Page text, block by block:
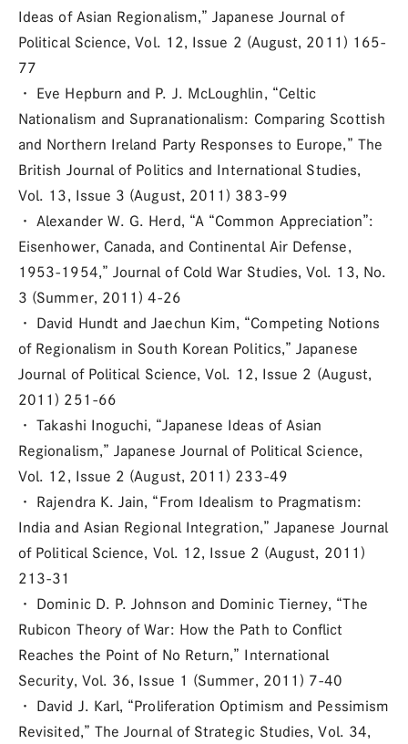
Ideas of Asian Regionalism,” Japanese Journal of
Political Science, Vol. 12, Issue 2 (August, 2011) 165-
77
・ Eve Hepburn and P. J. McLoughlin, “Celtic
Nationalism and Supranationalism: Comparing Scottish
and Northern Ireland Party Responses to Europe,” The
British Journal of Politics and International Studies,
Vol. 13, Issue 3 (August, 2011) 383-99
・ Alexander W. G. Herd, “A “Common Appreciation”:
Eisenhower, Canada, and Continental Air Defense,
1953-1954,” Journal of Cold War Studies, Vol. 13, No.
3 (Summer, 2011) 4-26
・ David Hundt and Jaechun Kim, “Competing Notions
of Regionalism in South Korean Politics,” Japanese
Journal of Political Science, Vol. 12, Issue 2 (August,
2011) 251-66
・ Takashi Inoguchi, “Japanese Ideas of Asian
Regionalism,” Japanese Journal of Political Science,
Vol. 12, Issue 2 (August, 2011) 233-49
・ Rajendra K. Jain, “From Idealism to Pragmatism:
India and Asian Regional Integration,” Japanese Journal
of Political Science, Vol. 12, Issue 2 (August, 2011)
213-31
・ Dominic D. P. Johnson and Dominic Tierney, “The
Rubicon Theory of War: How the Path to Conflict
Reaches the Point of No Return,” International
Security, Vol. 36, Issue 1 (Summer, 2011) 7-40
・ David J. Karl, “Proliferation Optimism and Pessimism
Revisited,” The Journal of Strategic Studies, Vol. 34,